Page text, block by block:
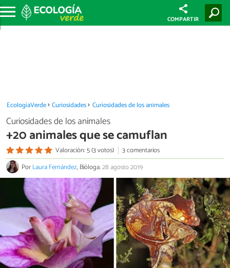
COMPARTIR
EcologíaVerde Curiosidades Curiosidades de los animales
Curiosidades de los animales
+20 animales que se camuflan
Valoración: 5 (3 votos)
3 comentarios
PorLaura Fernández, Bióloga.28 agosto 2019